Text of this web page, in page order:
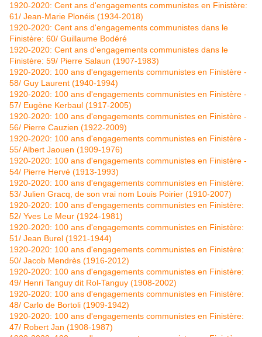
1920-2020: Cent ans d'engagements communistes en Finistère:
61/ Jean-Marie Plonéis (1934-2018)
1920-2020: Cent ans d'engagements communistes dans le
Finistère: 60/ Guillaume Bodéré
1920-2020: Cent ans d'engagements communistes dans le
Finistère: 59/ Pierre Salaun (1907-1983)
1920-2020: 100 ans d'engagements communistes en Finistère -
58/ Guy Laurent (1940-1994)
1920-2020: 100 ans d'engagements communistes en Finistère -
57/ Eugène Kerbaul (1917-2005)
1920-2020: 100 ans d'engagements communistes en Finistère -
56/ Pierre Cauzien (1922-2009)
1920-2020: 100 ans d'engagements communistes en Finistère -
55/ Albert Jaouen (1909-1976)
1920-2020: 100 ans d'engagements communistes en Finistère -
54/ Pierre Hervé (1913-1993)
1920-2020: 100 ans d'engagements communistes en Finistère:
53/ Julien Gracq, de son vrai nom Louis Poirier (1910-2007)
1920-2020: 100 ans d'engagements communistes en Finistère:
52/ Yves Le Meur (1924-1981)
1920-2020: 100 ans d'engagements communistes en Finistère:
51/ Jean Burel (1921-1944)
1920-2020: 100 ans d'engagements communistes en Finistère:
50/ Jacob Mendrès (1916-2012)
1920-2020: 100 ans d'engagements communistes en Finistère:
49/ Henri Tanguy dit Rol-Tanguy (1908-2002)
1920-2020: 100 ans d'engagements communistes en Finistère:
48/ Carlo de Bortoli (1909-1942)
1920-2020: 100 ans d'engagements communistes en Finistère:
47/ Robert Jan (1908-1987)